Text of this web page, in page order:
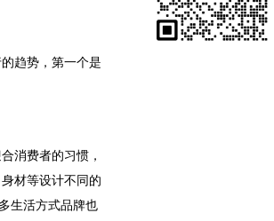
趋势，第一个是
消费者的习惯，
材等设计不同的
生活方式品牌也